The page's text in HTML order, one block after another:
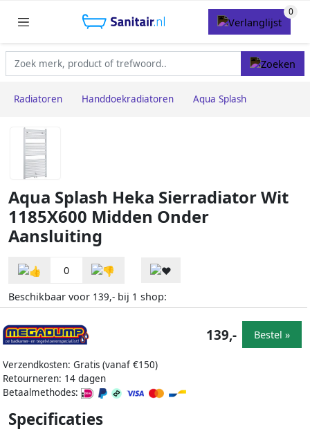
Radiatoren Handdoekradiatoren Aqua Splash
Aqua Splash Heka Sierradiator Wit
1185X600 Midden Onder
Aansluiting
0
Beschikbaar voor 139,- bij 1 shop:
Verzendkosten: Gratis (vanaf €150)
Retourneren: 14 dagen
Betaalmethodes:
139,- Bestel »
Specificaties